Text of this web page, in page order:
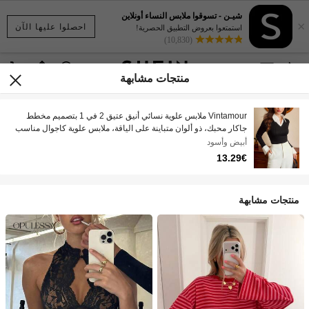
احصلوا عليها الآن ×
شيـن - تسوقوا ملابس النساء أونلاين
استمتعوا بعروض التطبيق الحصرية!
(10,830)
منتجات مشابهة
Vintamour ملابس علوية نسائي أنيق عتيق 2 في 1 بتصميم مخطط
جاكار محبك، ذو ألوان متباينة على الياقة، ملابس علوية كاجوال مناسب
للتنقل والعطلات والمناسبات، مناسب لفصل الشتاء وأعياد الميلاد
ورأس السنة والشكر، ملابس علوية أنيقة وأنيقة
أبيض وأسود
13.29€
منتجات مشابهة